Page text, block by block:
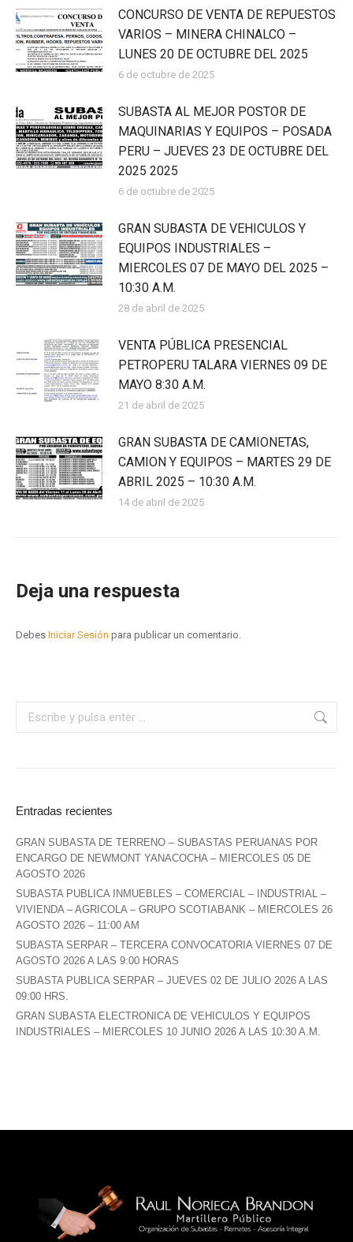
CONCURSO DE VENTA DE REPUESTOS
VARIOS – MINERA CHINALCO –
LUNES 20 DE OCTUBRE DEL 2025
6 de octubre de 2025
SUBASTA AL MEJOR POSTOR DE
MAQUINARIAS Y EQUIPOS – POSADA
PERU – JUEVES 23 DE OCTUBRE DEL
2025 2025
6 de octubre de 2025
GRAN SUBASTA DE VEHICULOS Y
EQUIPOS INDUSTRIALES –
MIERCOLES 07 DE MAYO DEL 2025 –
10:30 A.M.
28 de abril de 2025
VENTA PÚBLICA PRESENCIAL
PETROPERU TALARA VIERNES 09 DE
MAYO 8:30 A.M.
21 de abril de 2025
GRAN SUBASTA DE CAMIONETAS,
CAMION Y EQUIPOS – MARTES 29 DE
ABRIL 2025 – 10:30 A.M.
14 de abril de 2025
Deja una respuesta
Debes Iniciar Sesión para publicar un comentario.
Entradas recientes
GRAN SUBASTA DE TERRENO – SUBASTAS PERUANAS POR
ENCARGO DE NEWMONT YANACOCHA – MIERCOLES 05 DE
AGOSTO 2026
SUBASTA PUBLICA INMUEBLES – COMERCIAL – INDUSTRIAL –
VIVIENDA – AGRICOLA – GRUPO SCOTIABANK – MIERCOLES 26
AGOSTO 2026 – 11:00 AM
SUBASTA SERPAR – TERCERA CONVOCATORIA VIERNES 07 DE
AGOSTO 2026 A LAS 9:00 HORAS
SUBASTA PUBLICA SERPAR – JUEVES 02 DE JULIO 2026 A LAS
09:00 HRS.
GRAN SUBASTA ELECTRONICA DE VEHICULOS Y EQUIPOS
INDUSTRIALES – MIERCOLES 10 JUNIO 2026 A LAS 10:30 A.M.